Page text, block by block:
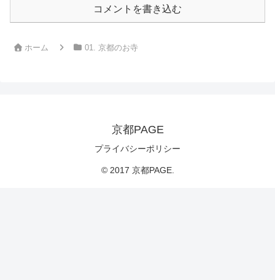
コメントを書き込む
ホーム 01. 京都のお寺
京都PAGE
プライバシーポリシー
© 2017 京都PAGE.